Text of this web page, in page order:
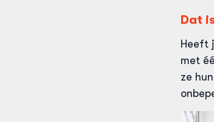
Dat
Heeft
met
ze